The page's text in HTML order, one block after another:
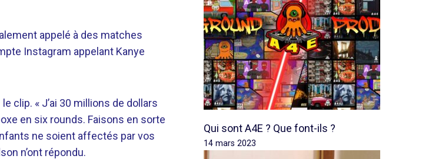
appelé à des matches
Instagram appelant Kanye
clip. « J’ai 30 millions de dollars
en six rounds. Faisons en sorte
ne soient affectés par vos
n’ont répondu.
Qui sont A4E ? Que font-ils ?
14 mars 2023